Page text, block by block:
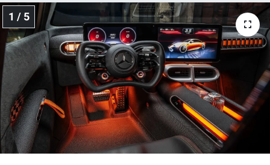
1 / 5
Gün Ortası
Gündem Özel
Günün görüntüsü
Haber
İlan